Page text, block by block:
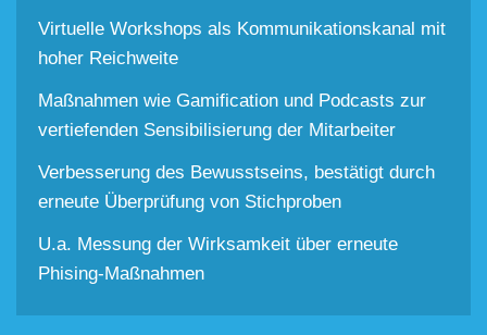
Virtuelle Workshops als Kommunikationskanal mit
hoher Reichweite
Maßnahmen wie Gamification und Podcasts zur
vertiefenden Sensibilisierung der Mitarbeiter
Verbesserung des Bewusstseins, bestätigt durch
erneute Überprüfung von Stichproben
U.a. Messung der Wirksamkeit über erneute
Phising-Maßnahmen